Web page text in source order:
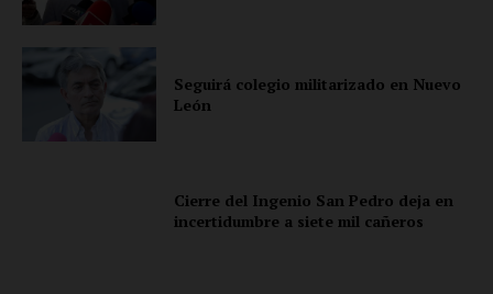
Políticas del Sitio
Información Propietaria / Financiación
Seguirá colegio militarizado en Nuevo
León
Cierre del Ingenio San Pedro deja en
incertidumbre a siete mil cañeros